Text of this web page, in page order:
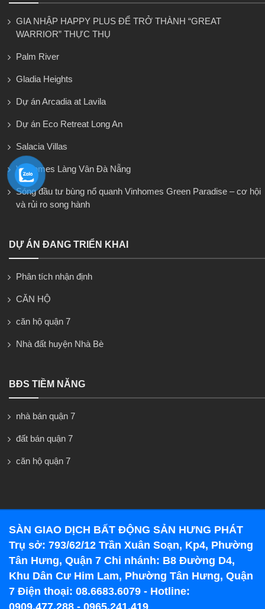
GIA NHẬP HAPPY PLUS ĐỂ TRỞ THÀNH “GREAT
WARRIOR” THỰC THỤ
Palm River
Gladia Heights
Dự án Arcadia at Lavila
Dự án Eco Retreat Long An
Salacia Villas
Vinhomes Làng Vân Đà Nẵng
Sóng đầu tư bùng nổ quanh Vinhomes Green Paradise – cơ hội
và rủi ro song hành
DỰ ÁN ĐANG TRIỂN KHAI
Phân tích nhận định
CĂN HỘ
căn hộ quận 7
Nhà đất huyện Nhà Bè
BĐS TIỀM NĂNG
nhà bán quận 7
đất bán quận 7
căn hộ quận 7
SÀN GIAO DỊCH BẤT ĐỘNG SẢN HƯNG PHÁT
Trụ sở: 793/62/12 Trần Xuân Soạn, Kp4, Phường
Tân Hưng, Quận 7 Chi nhánh: B8 Đường D4,
Khu Dân Cư Him Lam, Phường Tân Hưng, Quận
7 Điện thoại: 08.6683.6079 - Hotline: